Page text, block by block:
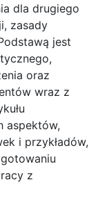
dla drugiego
zasady
jest
oraz
wraz z
aspektów,
i przykładów,
z